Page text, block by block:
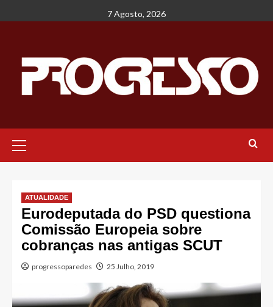
para
7 Agosto, 2026
principal
ATUALIDADE
Eurodeputada do PSD questiona
Comissão Europeia sobre
cobranças nas antigas SCUT
progressoparedes 25 Julho, 2019